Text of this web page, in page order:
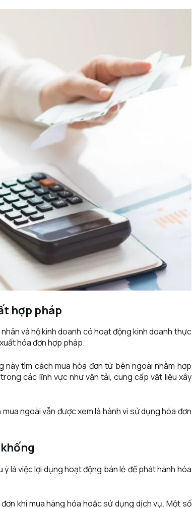
hợp pháp
và hộ kinh doanh có hoạt động kinh doanh thực
hóa đơn hợp pháp.
tìm cách mua hóa đơn từ bên ngoài nhằm hợp
các lĩnh vực như vận tải, cung cấp vật liệu xây
ngoài vẫn được xem là hành vi sử dụng hóa đơn
là việc lợi dụng hoạt động bán lẻ để phát hành hóa
khi mua hàng hóa hoặc sử dụng dịch vụ. Một số